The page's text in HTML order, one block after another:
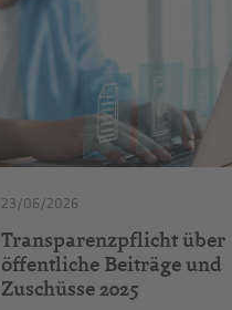
23/06/2026
Transparenzpflicht über
öffentliche Beiträge und
Zuschüsse 2025